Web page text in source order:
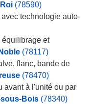
(78590)
technologie auto-
équilibrage et
(78117)
flanc, bande de
(78470)
avant à l'unité ou par
sous-Bois (78340)